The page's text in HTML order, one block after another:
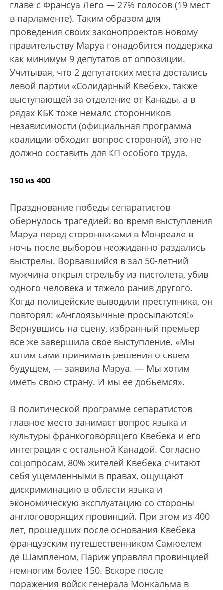
главе с Франсуа Лего — 27% голосов (19 мест
в парламенте). Таким образом для
проведения своих законопроектов новому
правительству Маруа понадобится поддержка
как минимум 9 депутатов от оппозиции.
Учитывая, что 2 депутатских места достались
левой партии «Солидарный Квебек», также
выступающей за отделение от Канады, а в
рядах КБК тоже немало сторонников
независимости (официальная программа
коалиции обходит вопрос стороной), это не
должно составить для КП особого труда.
150 из 400
Празднование победы сепаратистов
обернулось трагедией: во время выступления
Маруа перед сторонниками в Монреале в
ночь после выборов неожиданно раздались
выстрелы. Ворвавшийся в зал 50-летний
мужчина открыл стрельбу из пистолета, убив
одного человека и тяжело ранив другого.
Когда полицейские выводили преступника, он
повторял: «Англоязычные просыпаются!»
Вернувшись на сцену, избранный премьер
все же завершила свое выступление. «Мы
хотим сами принимать решения о своем
будущем, — заявила Маруа. — Мы хотим
иметь свою страну. И мы ее добьемся».
В политической программе сепаратистов
главное место занимает вопрос языка и
культуры франкоговорящего Квебека и его
интеграция с остальной Канадой. Согласно
соцопросам, 80% жителей Квебека считают
себя ущемленными в правах, ощущают
дискриминацию в области языка и
экономическую эксплуатацию со стороны
англоговорящих провинций. При этом из 400
лет, прошедших после основания Квебека
французским путешественником Самюелем
де Шампленом, Париж управлял провинцией
немногим более 150. Вскоре после
поражения войск генерала Монкальма в